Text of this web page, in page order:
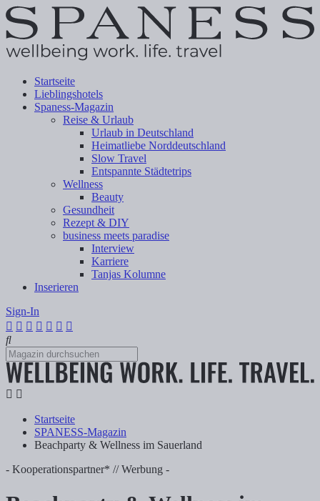
Startseite
Lieblingshotels
Spaness-Magazin
Reise & Urlaub
Urlaub in Deutschland
Heimatliebe Norddeutschland
Slow Travel
Entspannte Städtetrips
Wellness
Beauty
Gesundheit
Rezept & DIY
business meets paradise
Interview
Karriere
Tanjas Kolumne
Inserieren
Sign-In
Startseite
SPANESS-Magazin
Beachparty & Wellness im Sauerland
- Kooperationspartner* // Werbung -